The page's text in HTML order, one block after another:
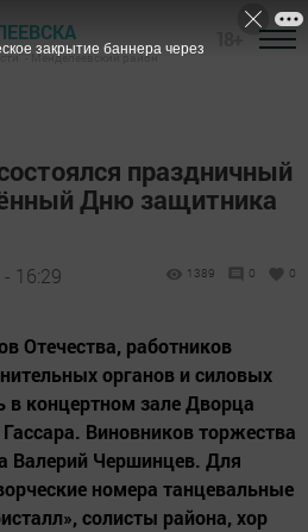
- Менделеевский район
праздничный
Дню защитника
16:29 1389 0 0
Отечества, работников
органов и силовых
в концертном зале Дворца
Виновников торжества
Валерий Чершинцев. Для
номера танцевальные
солисты района, хор
закрытие баннера через